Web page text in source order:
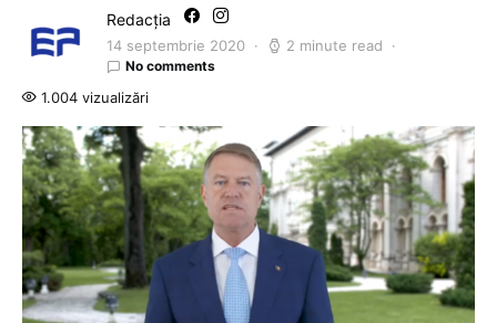
Redacția
14 septembrie 2020 2 minute read
No comments
1.004 vizualizări